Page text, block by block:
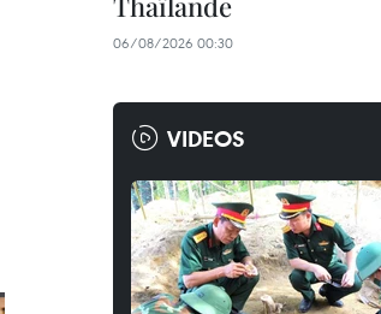
06/08/2026 00:30
VIDEOS